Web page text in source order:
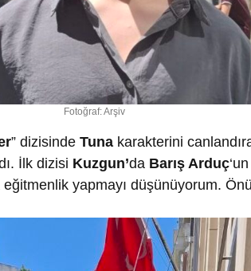
Fotoğraf: Arşiv
” dizisinde Tuna karakterini
İlk dizisi Kuzgun’da Barış Arduç
yapmayı düşünüyorum.